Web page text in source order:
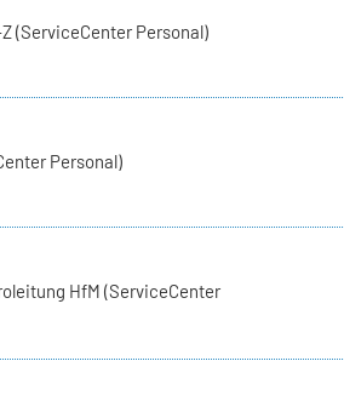
(ServiceCenter Personal)
Personal)
HfM (ServiceCenter